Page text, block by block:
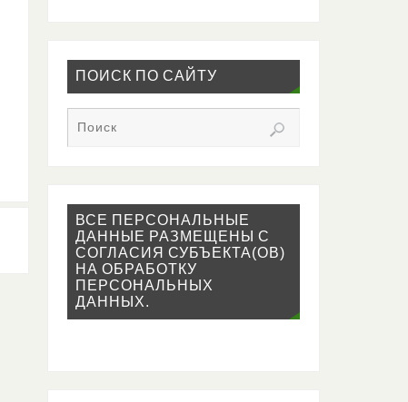
ПОИСК ПО САЙТУ
ВСЕ ПЕРСОНАЛЬНЫЕ
ДАННЫЕ РАЗМЕЩЕНЫ С
СОГЛАСИЯ СУБЪЕКТА(ОВ)
НА ОБРАБОТКУ
ПЕРСОНАЛЬНЫХ
ДАННЫХ.